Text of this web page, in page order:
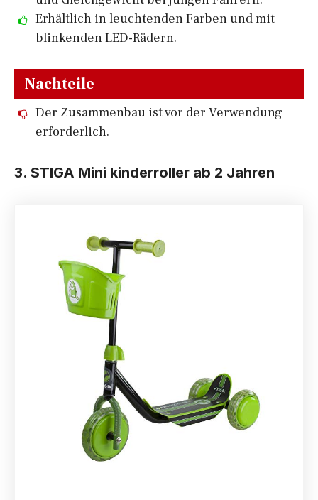
Erhältlich in leuchtenden Farben und mit
blinkenden LED-Rädern.
Nachteile
Der Zusammenbau ist vor der Verwendung
erforderlich.
3. STIGA Mini kinderroller ab 2 Jahren